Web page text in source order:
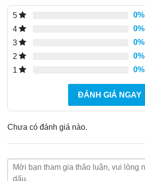
5 0%
4
0%
3
0%
2
0%
1
0%
ĐÁNH GIÁ NGAY
Chưa có đánh giá nào.